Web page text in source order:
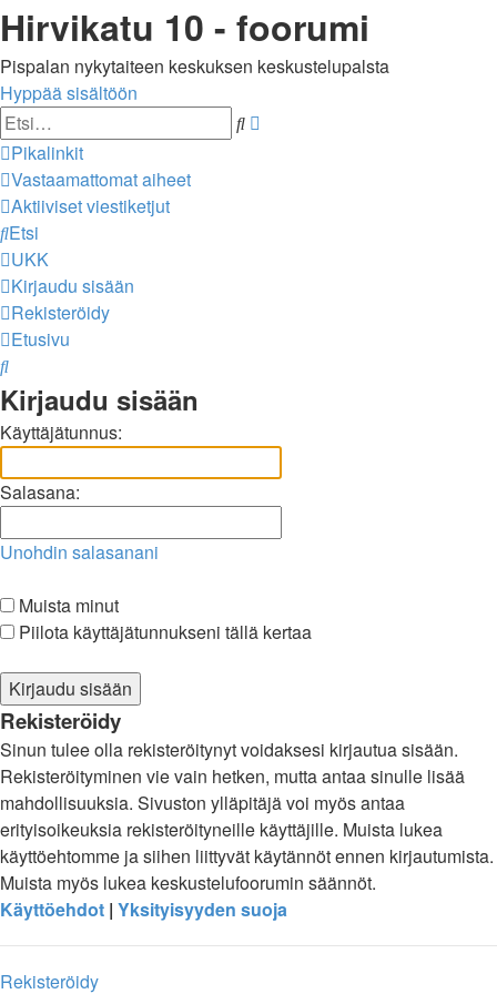
Hirvikatu 10 - foorumi
Pispalan nykytaiteen keskuksen keskustelupalsta
Hyppää sisältöön
Etsi
Pikalinkit
Vastaamattomat aiheet
Aktiiviset viestiketjut
Etsi
UKK
Kirjaudu sisään
Rekisteröidy
Etusivu
Etsi
Kirjaudu sisään
Käyttäjätunnus:
Salasana:
Unohdin salasanani
Muista minut
Piilota käyttäjätunnukseni tällä kertaa
Rekisteröidy
Sinun tulee olla rekisteröitynyt voidaksesi kirjautua sisään.
Rekisteröityminen vie vain hetken, mutta antaa sinulle lisää
mahdollisuuksia. Sivuston ylläpitäjä voi myös antaa
erityisoikeuksia rekisteröityneille käyttäjille. Muista lukea
käyttöehtomme ja siihen liittyvät käytännöt ennen kirjautumista.
Muista myös lukea keskustelufoorumin säännöt.
Käyttöehdot | Yksityisyyden suoja
Rekisteröidy